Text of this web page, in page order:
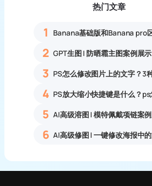
热门文章
1
2 GPT生图 | 防晒霜主图案例展示
3
4
5
6